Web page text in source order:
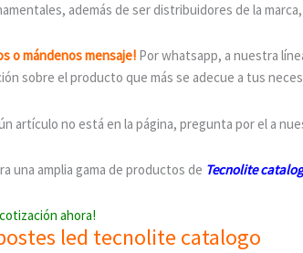
además de ser distribuidores de la
o mándenos mensaje! Por whatsapp, a nuestra
sobre el producto que más se adecue a tus
artículo no está en la página, pregunta por el a
una amplia gama de productos de Tecnolite
ahora!
led tecnolite catalogo